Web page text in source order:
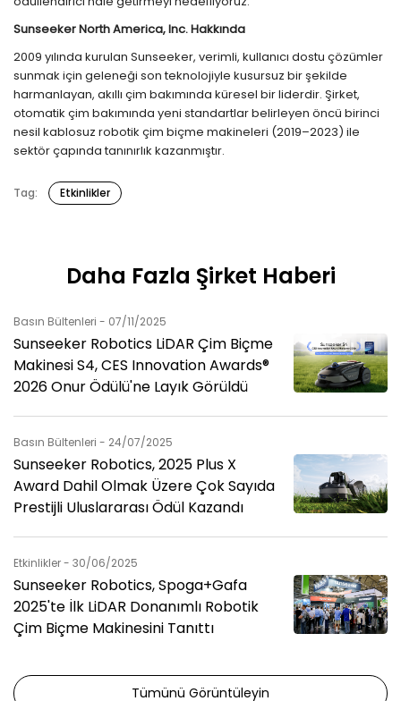
Sunseeker North America, Inc. Hakkında
2009 yılında kurulan Sunseeker, verimli, kullanıcı dostu çözümler
sunmak için geleneği son teknolojiyle kusursuz bir şekilde
harmanlayan, akıllı çim bakımında küresel bir liderdir. Şirket,
otomatik çim bakımında yeni standartlar belirleyen öncü birinci
nesil kablosuz robotik çim biçme makineleri (2019–2023) ile
sektör çapında tanınırlık kazanmıştır.
Tag: Etkinlikler
Daha Fazla Şirket Haberi
Basın Bültenleri - 07/11/2025
Sunseeker Robotics LiDAR Çim Biçme
Makinesi S4, CES Innovation Awards®
2026 Onur Ödülü'ne Layık Görüldü
Basın Bültenleri - 24/07/2025
Sunseeker Robotics, 2025 Plus X
Award Dahil Olmak Üzere Çok Sayıda
Prestijli Uluslararası Ödül Kazandı
Etkinlikler - 30/06/2025
Sunseeker Robotics, Spoga+Gafa
2025'te İlk LiDAR Donanımlı Robotik
Çim Biçme Makinesini Tanıttı
Tümünü Görüntüleyin